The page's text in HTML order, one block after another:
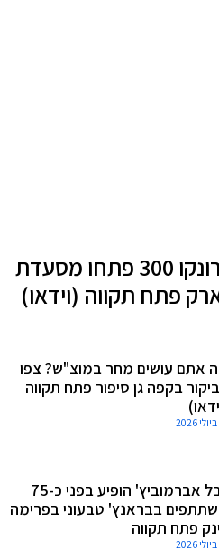
עסקית ב-72 ש"ח: ברונקו 300 פתחו מסעדת
פתח תקווה (וידאו)
אתם עושים מחר במוצ"ש? צפו
בקפה גן סיפור פתח תקווה
יובל אברמוביץ' הופיע בפני כ-75
בבראנץ' טבעוני בפרימה
פתח תקווה